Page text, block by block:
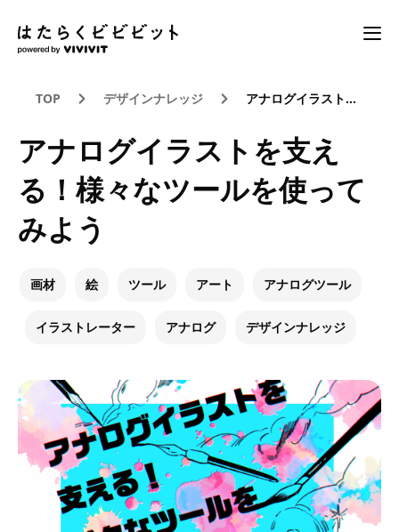
TOP デザインナレッジ アナログイラストを支える！様々なツールを使ってみよう
アナログイラストを支え
る！様々なツールを使って
みよう
画材 絵 ツール アート アナログツール
イラストレーター アナログ デザインナレッジ